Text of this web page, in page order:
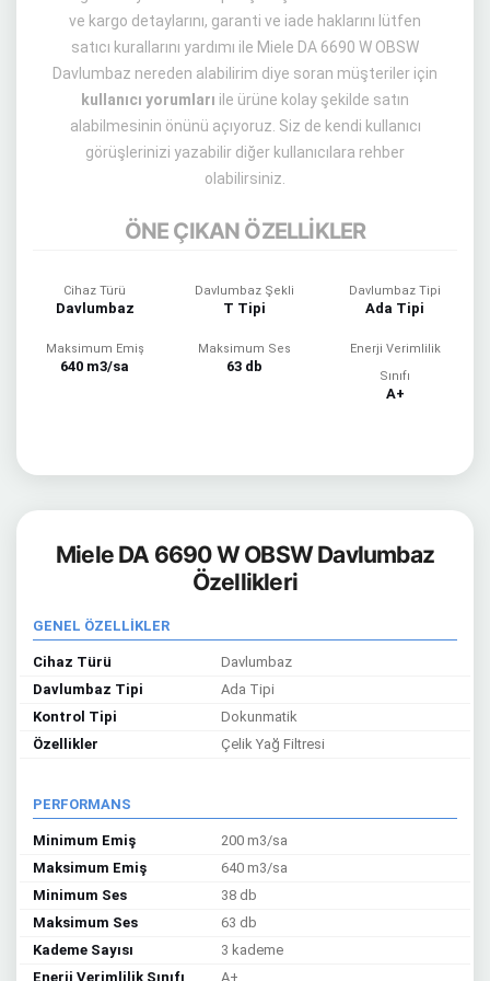
ve kargo detaylarını, garanti ve iade haklarını lütfen
satıcı kurallarını yardımı ile Miele DA 6690 W OBSW
Davlumbaz nereden alabilirim diye soran müşteriler için
kullanıcı yorumları ile ürüne kolay şekilde satın
alabilmesinin önünü açıyoruz. Siz de kendi kullanıcı
görüşlerinizi yazabilir diğer kullanıcılara rehber
olabilirsiniz.
ÖNE ÇIKAN ÖZELLİKLER
Cihaz Türü
Davlumbaz
Davlumbaz Şekli
T Tipi
Davlumbaz Tipi
Ada Tipi
Maksimum Emiş
640 m3/sa
Maksimum Ses
63 db
Enerji Verimlilik
Sınıfı
A+
Miele DA 6690 W OBSW Davlumbaz
Özellikleri
GENEL ÖZELLİKLER
Cihaz Türü
Davlumbaz
Davlumbaz Tipi
Ada Tipi
Kontrol Tipi
Dokunmatik
Özellikler
Çelik Yağ Filtresi
PERFORMANS
Minimum Emiş
200 m3/sa
Maksimum Emiş
640 m3/sa
Minimum Ses
38 db
Maksimum Ses
63 db
Kademe Sayısı
3 kademe
Enerji Verimlilik Sınıfı
A+